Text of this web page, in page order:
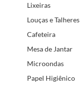
Lixeiras
Louças e Talheres
Cafeteira
Mesa de Jantar
Microondas
Papel Higiênico